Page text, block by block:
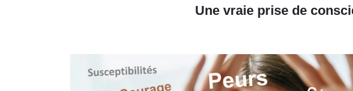
Une vraie prise de